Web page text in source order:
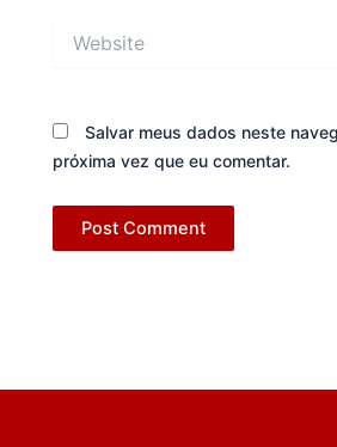
Salvar meus dados neste
próxima vez que eu comentar.